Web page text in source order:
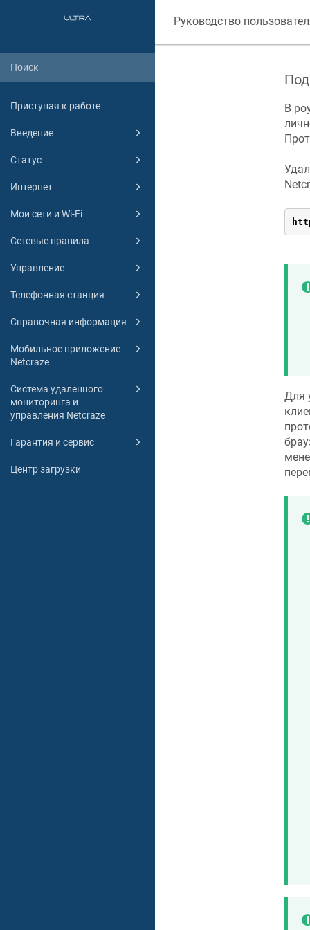
Приступая к работе
Введение
Статус
Интернет
Мои сети и Wi-Fi
Сетевые правила
Управление
Телефонная станция
Справочная информация
Мобильное приложение
Netcraze
Система удаленного
мониторинга и
управления Netcraze
Гарантия и сервис
Центр загрузки
Руководство
В
Для